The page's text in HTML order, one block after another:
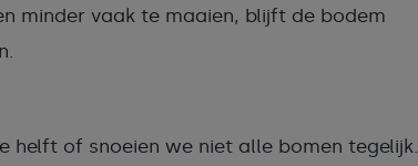
minder vaak te maaien, blijft de bodem
helft of snoeien we niet alle bomen tegelijk.